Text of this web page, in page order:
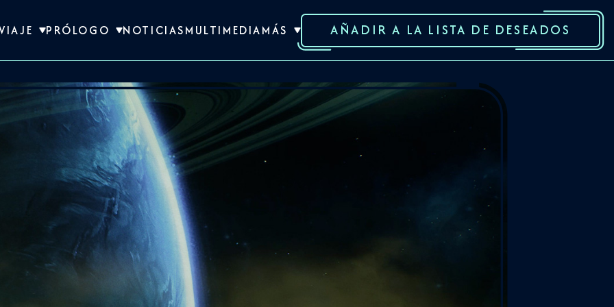
PRÓLOGO NOTICIASMULTIMEDIAMÁS AÑADIR A LA LISTA DE DESEADOS